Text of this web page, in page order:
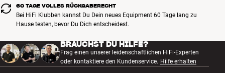
60 TAGE VOLLES RÜCKGABERECHT
Bei HiFi Klubben kannst Du Dein neues Equipment 60 Tage lang zu
Hause testen, bevor Du Dich entscheidest.
BRAUCHST DU HILFE?
Frag einen unserer leidenschaftlichen HiFi-Experten
oder kontaktiere den Kundenservice. Hilfe erhalten